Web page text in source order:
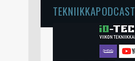
TEKNIIKKAPODCAST